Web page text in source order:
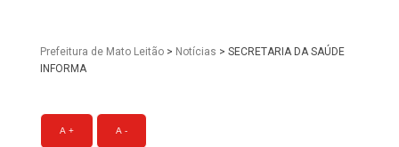
Prefeitura de Mato Leitão > Notícias > SECRETARIA DA SAÚDE
INFORMA
A + A -